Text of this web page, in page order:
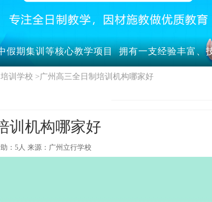
假期集训等核心教学项目 拥有一支经验丰富
训学校 >广州高三全日制培训机构哪家好
训机构哪家好
： 5人 来源： 广州立行学校‌